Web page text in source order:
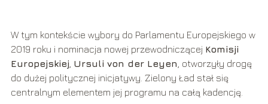
W tym kontekście wybory do Parlamentu Europejskiego w
2019 roku i nominacja nowej przewodniczącej Komisji
Europejskiej Ursuli von der Leyen , otworzyły drogę
do dużej politycznej inicjatywy. Zielony Ład stał się
centralnym elementem jej programu na całą kadencję.